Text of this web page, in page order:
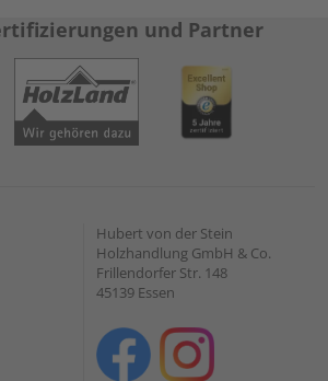
und Partner
Hubert von der Stein
Holzhandlung GmbH & Co.
Frillendorfer Str. 148
45139 Essen